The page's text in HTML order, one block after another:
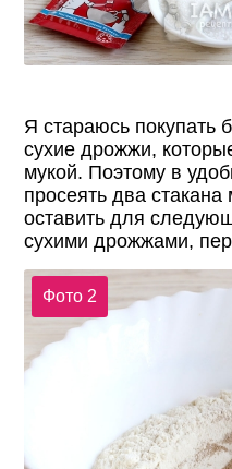
Я стараюсь покупать
сухие дрожжи,
мукой. Поэтому в
просеять два стакана
оставить для
сухими дрожжами,
Фото 2